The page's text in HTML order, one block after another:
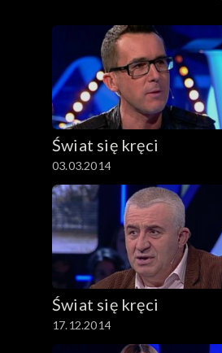
Świat się kręci
03.03.2014
Świat się kręci
17.12.2014